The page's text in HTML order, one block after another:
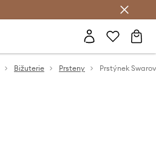
Bižuterie Prsteny Prstýnek